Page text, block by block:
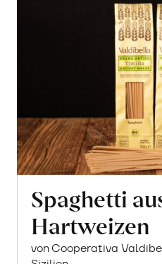
Spaghetti
Hartweizen
von Cooperativa